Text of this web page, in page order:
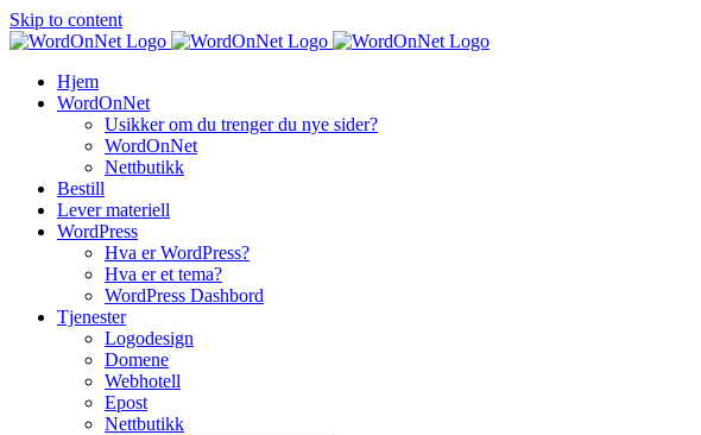
Skip to content
Hjem
WordOnNet
Usikker om du trenger du nye sider?
WordOnNet
Nettbutikk
Bestill
Lever materiell
WordPress
Hva er WordPress?
Hva er et tema?
WordPress Dashbord
Tjenester
Logodesign
Domene
Webhotell
Epost
Nettbutikk